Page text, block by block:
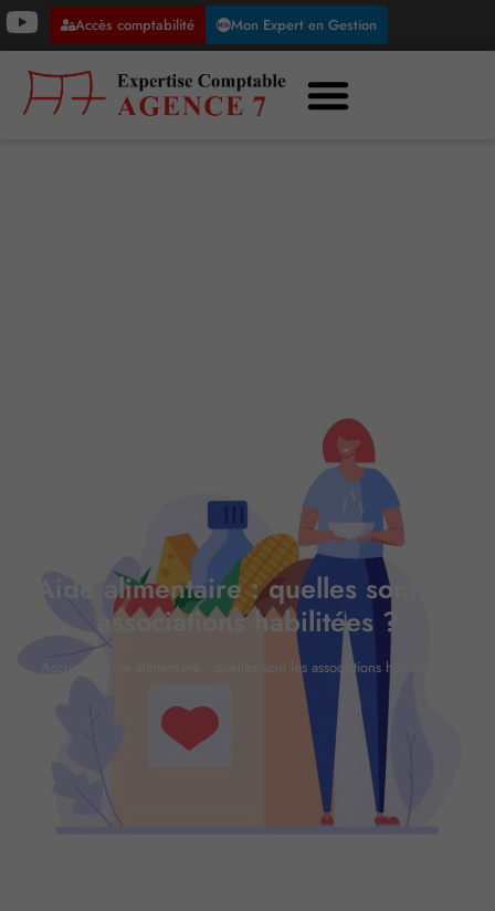
Accès comptabilité Mon Expert en Gestion
Aide alimentaire : quelles sont les
associations habilitées ?
Aide alimentaire : quelles sont les associations habilitées ?